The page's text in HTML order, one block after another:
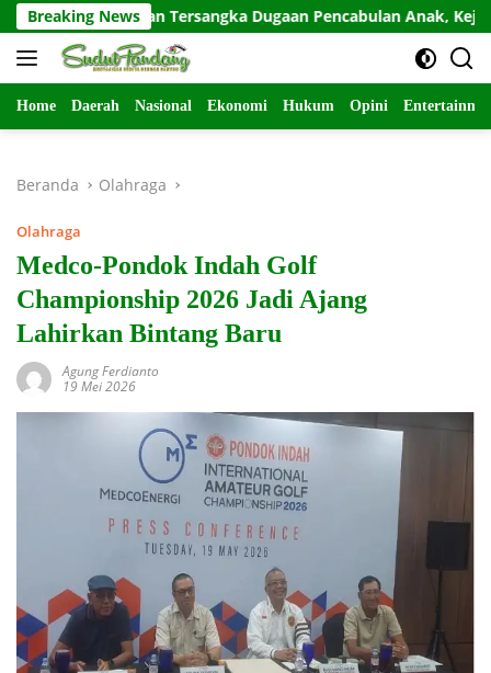
Langsung
ke
konten
Breaking News
Tahan Tersangka Dugaan Pencabulan Anak, Kejaksaan
Home Daerah Nasional Ekonomi Hukum Opini
Beranda Olahraga
Olahraga
Medco-Pondok Indah Golf
Championship 2026 Jadi Ajang
Lahirkan Bintang Baru
Agung Ferdianto
19 Mei 2026